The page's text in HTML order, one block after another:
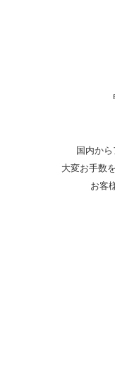
国内か
大変お手数
お客